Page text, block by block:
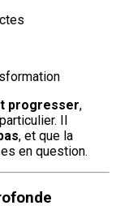
progresser,
Il
, et que la
en question.